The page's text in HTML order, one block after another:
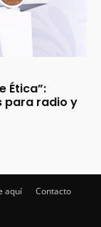
Ética”:
para radio y
aquí
Contacto